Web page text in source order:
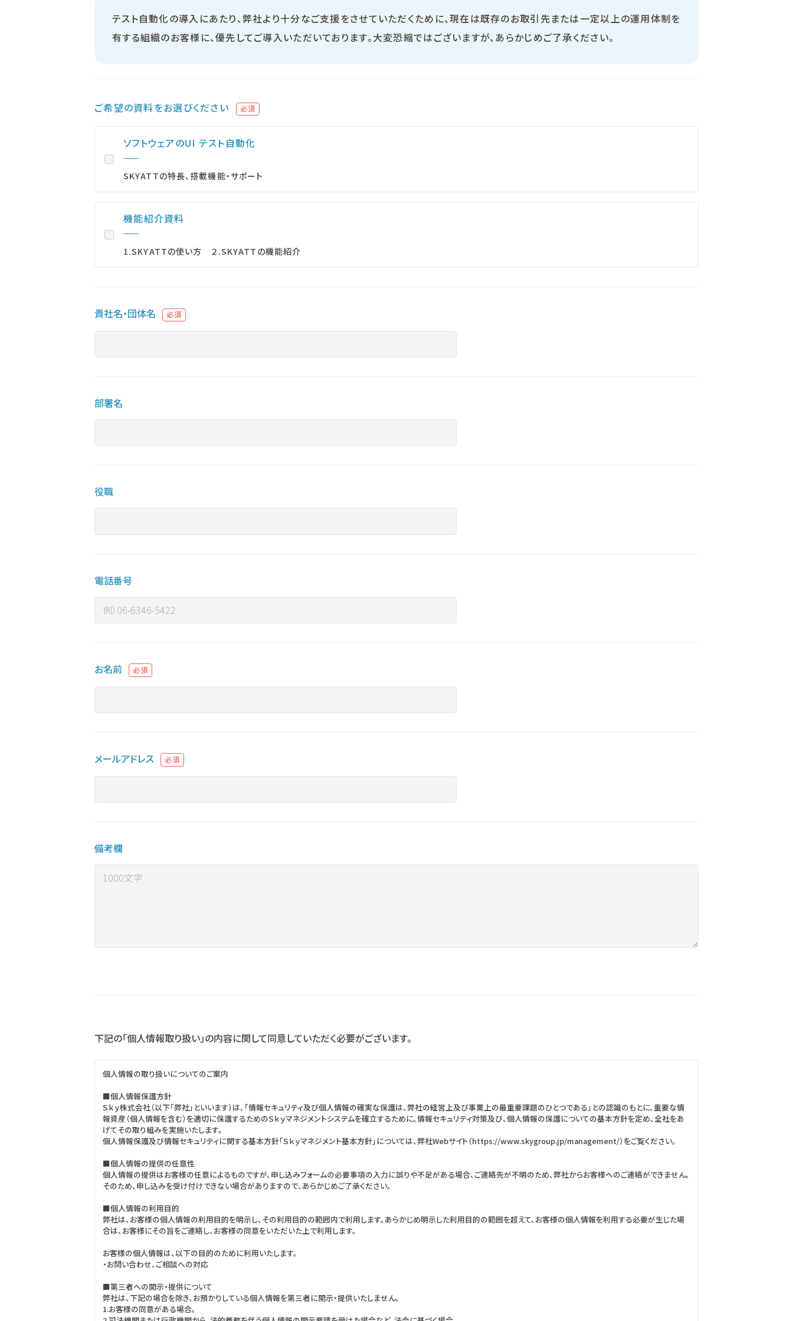
テスト自動化の導入にあたり、弊社より十分なご支援をさせていただくために、現在は既存のお取引先または一定以上の運用体制を
有する組織のお客様に、優先してご導入いただいております。大変恐縮ではございますが、あらかじめご了承ください。
ご希望の資料をお選びください 必須
ソフトウェアのUI テスト自動化
SKYATTの特長、搭載機能・サポート
機能紹介資料
1.SKYATTの使い方 ２.SKYATTの機能紹介
貴社名・団体名 必須
部署名
役職
電話番号
お名前 必須
メールアドレス 必須
備考欄
下記の「個人情報取り扱い」の内容に関して同意していただく必要がございます。
個人情報の取り扱いについてのご案内
■個人情報保護方針
Ｓｋｙ株式会社（以下「弊社」といいます）は、「情報セキュリティ及び個人情報の確実な保護は、弊社の経営上及び事業上の最重要課題のひとつである」との認識のもとに、重要な情
報資産（個人情報を含む）を適切に保護するためのＳｋｙマネジメントシステムを確立するために、情報セキュリティ対策及び、個人情報の保護についての基本方針を定め、全社をあ
げてその取り組みを実施いたします。
個人情報保護及び情報セキュリティに関する基本方針「Ｓｋｙマネジメント基本方針」については、弊社Webサイト（https://www.skygroup.jp/management/）をご覧ください。
■個人情報の提供の任意性
個人情報の提供はお客様の任意によるものですが、申し込みフォームの必要事項の入力に誤りや不足がある場合、ご連絡先が不明のため、弊社からお客様へのご連絡ができません。
そのため、申し込みを受け付けできない場合がありますので、あらかじめご了承ください。
■個人情報の利用目的
弊社は、お客様の個人情報の利用目的を明示し、その利用目的の範囲内で利用します。あらかじめ明示した利用目的の範囲を超えて、お客様の個人情報を利用する必要が生じた場
合は、お客様にその旨をご連絡し、お客様の同意をいただいた上で利用します。
お客様の個人情報は、以下の目的のために利用いたします。
・お問い合わせ、ご相談への対応
■第三者への開示・提供について
弊社は、下記の場合を除き、お預かりしている個人情報を第三者に開示・提供いたしません。
1.お客様の同意がある場合。